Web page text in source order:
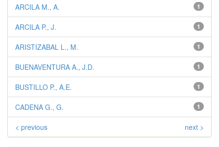
1
ARCILA M., A.
1
ARCILA P., J.
1
ARISTIZABAL L., M.
1
BUENAVENTURA A., J.D.
1
BUSTILLO P., A.E.
1
CADENA G., G.
< previous next >